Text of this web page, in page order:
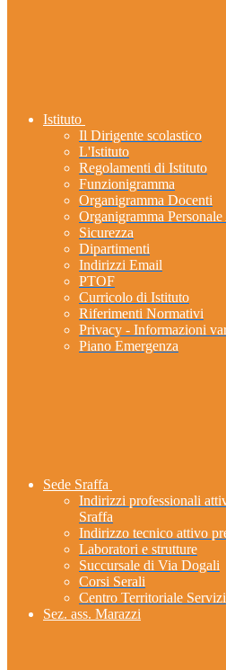
Istituto
Il Dirigente scolastico
L'Istituto
Regolamenti di Istituto
Funzionigramma
Organigramma Docenti
Organigramma
Sicurezza
Dipartimenti
Indirizzi Email
PTOF
Curricolo di Istituto
Riferimenti Normativi
Privacy - Informazioni
Piano Emergenza
Sede Sraffa
Indirizzi professionali
Sraffa
Indirizzo tecnico attivo
Laboratori e strutture
Succursale di Via Dogali
Corsi Serali
Centro Territoriale Servizi
Sez. ass. Marazzi